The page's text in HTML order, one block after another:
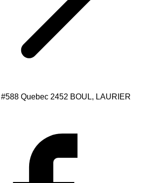
Quebec 2452 BOUL, LAURIER